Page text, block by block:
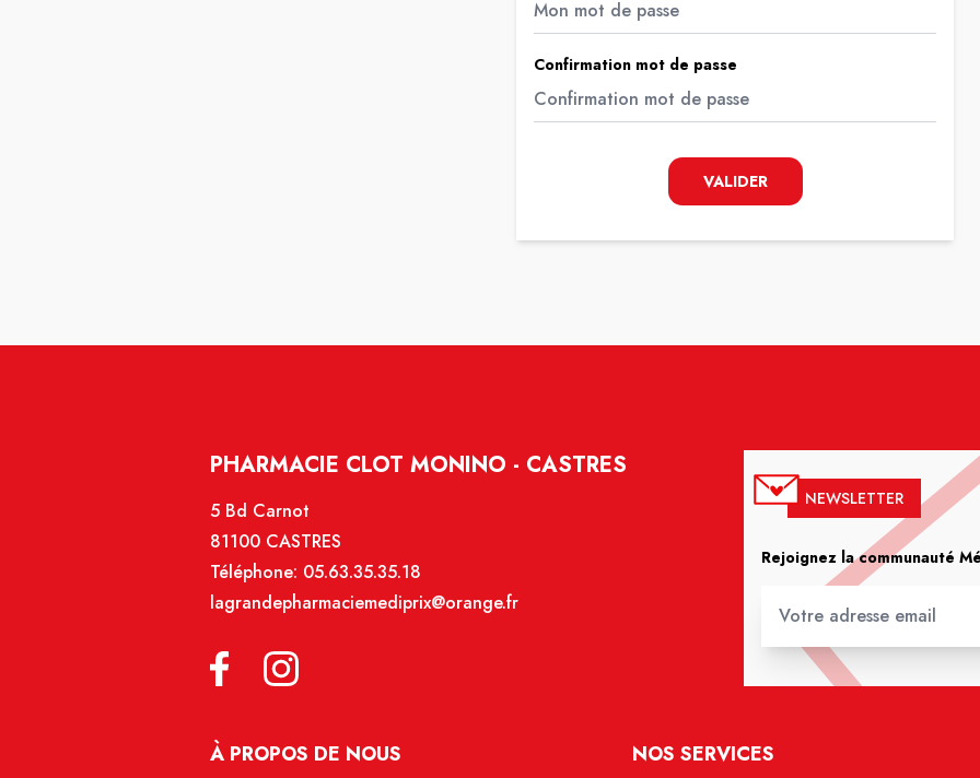
Confirmation mot de passe
VALIDER
PHARMACIE CLOT MONINO - CASTRES
5 Bd Carnot
81100 CASTRES
Téléphone: 05.63.35.35.18
lagrandepharmaciemediprix@orange.fr
NEWSLETTER
Rejoignez la communauté
À PROPOS DE NOUS NOS SERVICES